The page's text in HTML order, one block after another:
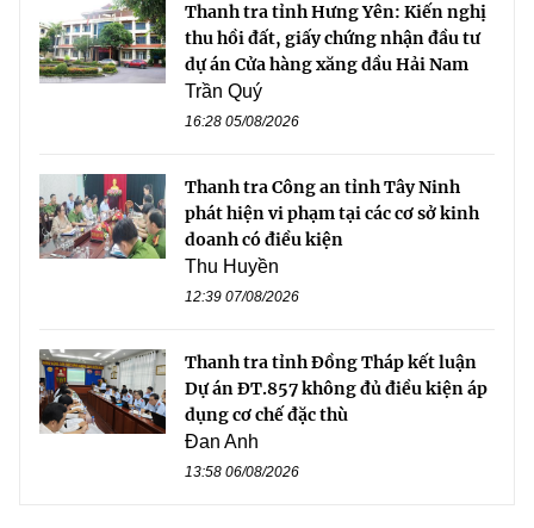
Thanh tra tỉnh Hưng Yên: Kiến nghị
thu hồi đất, giấy chứng nhận đầu tư
dự án Cửa hàng xăng dầu Hải Nam
Trần Quý
16:28 05/08/2026
Thanh tra Công an tỉnh Tây Ninh
phát hiện vi phạm tại các cơ sở kinh
doanh có điều kiện
Thu Huyền
12:39 07/08/2026
Thanh tra tỉnh Đồng Tháp kết luận
Dự án ĐT.857 không đủ điều kiện áp
dụng cơ chế đặc thù
Đan Anh
13:58 06/08/2026